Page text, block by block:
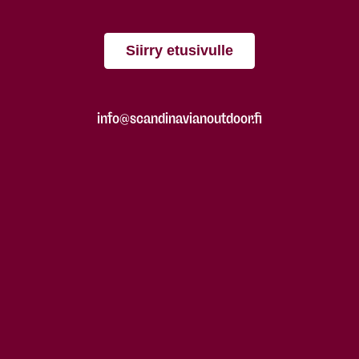
Siirry etusivulle
info@scandinavianoutdoor.fi